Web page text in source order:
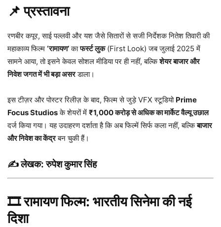
📌 प्रस्तावना
रणबीर कपूर, साई पल्लवी और यश जैसे सितारों से सजी निर्देशक नितेश तिवारी की
महाकाव्य फिल्म ‘रामायण’काफर्स्ट लुक(First Look) जब जुलाई 2025 में
सामने आया, तो इसने केवल सोशल मीडिया पर ही नहीं, बल्किशेयर बाजार और
निवेश जगत में भी बड़ा असरडाला।
इस टीज़र और पोस्टर रिलीज़ के बाद, फिल्म से जुड़े VFX स्टूडियो Prime
Focus Studiosके शेयरों में ₹1,000 करोड़ से अधिक का मार्केट वैल्यू उछाल
दर्ज किया गया। यह उदाहरण दर्शाता है कि अब फिल्में सिर्फ कला नहीं, बल्किबाजार
और निवेश का केंद्रबन चुकी हैं।
✍️ लेखक:रुपेश कुमार सिंह
🎞️ रामायण फिल्म: भारतीय सिनेमा की नई
दिशा